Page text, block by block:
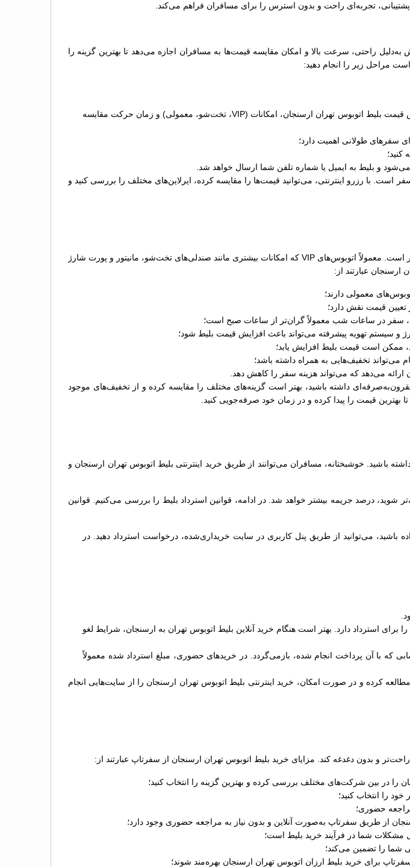
راحتی، سرعت بالا و امکان مقایسه قیمت‌ها به مسافران اجازه می‌دهد تا بهترین گزینه را
مراحل زیر را انجام دهید:
مقایسه گزینه‌ها: لیستی از اتوبوس‌های مختلف نمایش داده می‌شود که می‌توانید آن‌ها را بر اساس قیمت بلیط اتوبوس تهران ارسنجان، امکانات (VIP، تخت‌شو، معمولی) و زمان حرکت مقایسه
سفرهای طولانی اهمیت دارد؛
و بلیط به ایمیل یا شماره تلفن شما ارسال خواهد شد.
با رزرو اینترنتی، می‌توانید قیمت‌ها را مقایسه کرده، ایرلاین‌های مختلف را بررسی کنید و
قیمت بلیط اتوبوس تهران ارسنجان بسته به نوع اتوبوس، امکانات آن و شرکت اتوبوس‌رانی متغیر است. معمولاً اتوبوس‌های VIP که امکانات بیشتری مانند صندلی‌های تخت‌شو، مانیتور و پورت شارژ
عبارتند از:
قیمت نقش دارد؛
سفر در ساعات شب معمولاً گران‌تر از ساعات صبح است؛
و سیستم تهویه پیشرفته می‌تواند باعث افزایش قیمت بلیط شود؛
ممکن است قیمت بلیط افزایش یابد؛
تخفیف‌هایی به همراه داشته باشد؛
ارائه می‌دهد که می‌تواند هزینه سفر را کاهش دهد.
داشته باشید، بهتر است گزینه‌های مختلف را مقایسه کرده و از تخفیف‌های موجود
بهترین قیمت را پیدا کرده و در زمان خود صرفه‌جویی کنید.
باشید. خوشبختانه، مسافران می‌توانند از طریق خرید اینترنتی بلیط اتوبوس تهران ارسنجان و
درصد جریمه بیشتر خواهد شد. در ادامه، قوانین استرداد بلیط را بررسی می‌کنیم. قوانین
باشید، می‌توانید از طریق پنل کاربری در سایت خریداری‌شده، درخواست استرداد دهید. در
استرداد دارد. بهتر است هنگام خرید آنلاین بلیط اتوبوس تهران به ارسنجان، شرایط لغو
که با آن پرداخت انجام شده، بازمی‌گردد. در خریدهای حضوری، مبلغ استرداد شده معمولاً
کرده و در صورت امکان، خرید اینترنتی بلیط اتوبوس تهران ارسنجان را از سایت‌هایی انجام
و بدون دغدغه کند. مزایای خرید بلیط اتوبوس تهران ارسنجان از سفرتاپ عبارتند از:
را در بین شرکت‌های مختلف بررسی کرده و بهترین گزینه را انتخاب کنید؛
حضوری؛
از طریق سفرتاپ به‌صورت آنلاین و بدون نیاز به مراجعه حضوری وجود دارد؛
شما را تضمین می‌کند؛
برای خرید بلیط ارزان اتوبوس تهران ارسنجان بهره‌مند شوند؛